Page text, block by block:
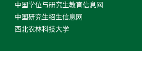
中国学位与研究生教育信息网
中国研究生招生信息网
西北农林科技大学